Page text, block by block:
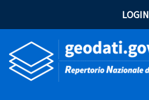
LOGIN